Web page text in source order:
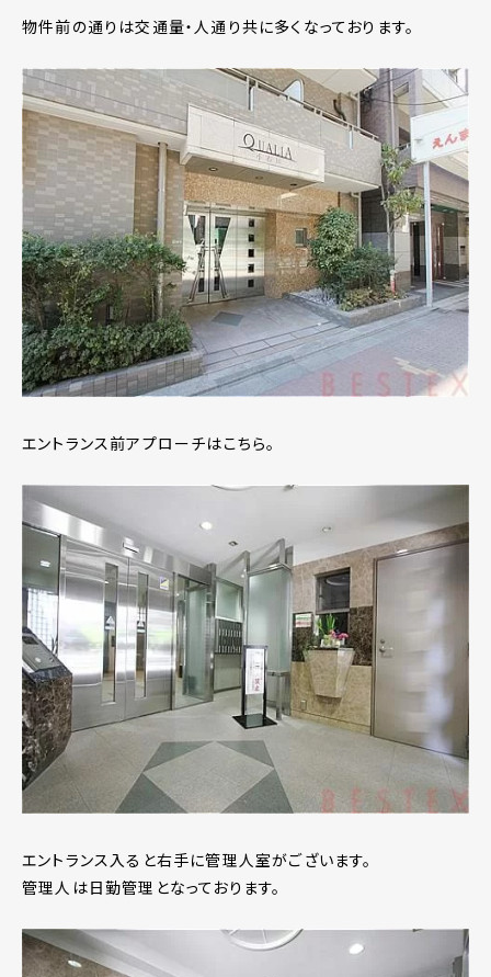
物件前の通りは交通量・人通り共に多くなっております。
エントランス前アプローチはこちら。
エントランス入ると右手に管理人室がございます。
管理人は日勤管理となっております。